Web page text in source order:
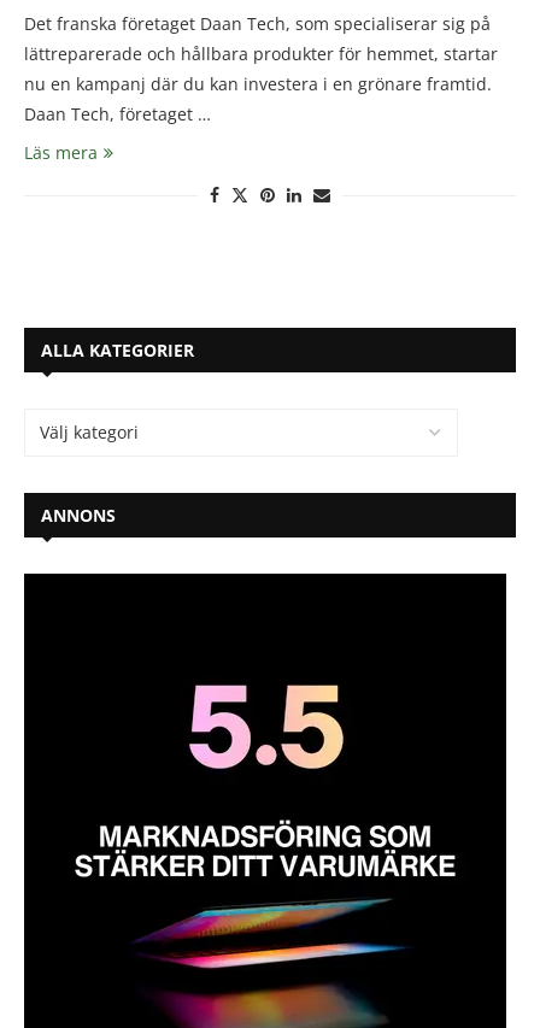
Det franska företaget Daan Tech, som specialiserar sig på
lättreparerade och hållbara produkter för hemmet, startar
nu en kampanj där du kan investera i en grönare framtid.
Daan Tech, företaget …
Läs mera
ALLA KATEGORIER
ANNONS